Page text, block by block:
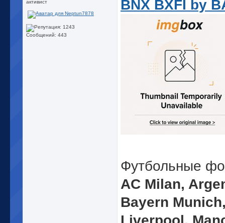
активист
Сообщений: 443
BNX BXFI by
Футбольные
AC Milan,
Bayern